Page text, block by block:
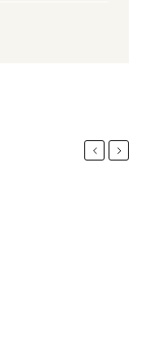
PreviousNext